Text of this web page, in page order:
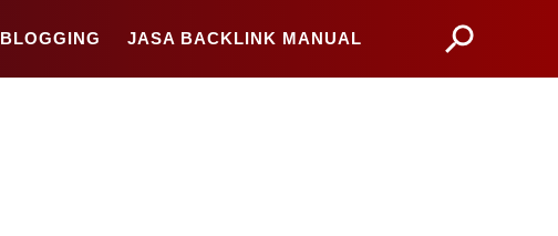
BLOGGING JASA BACKLINK MANUAL